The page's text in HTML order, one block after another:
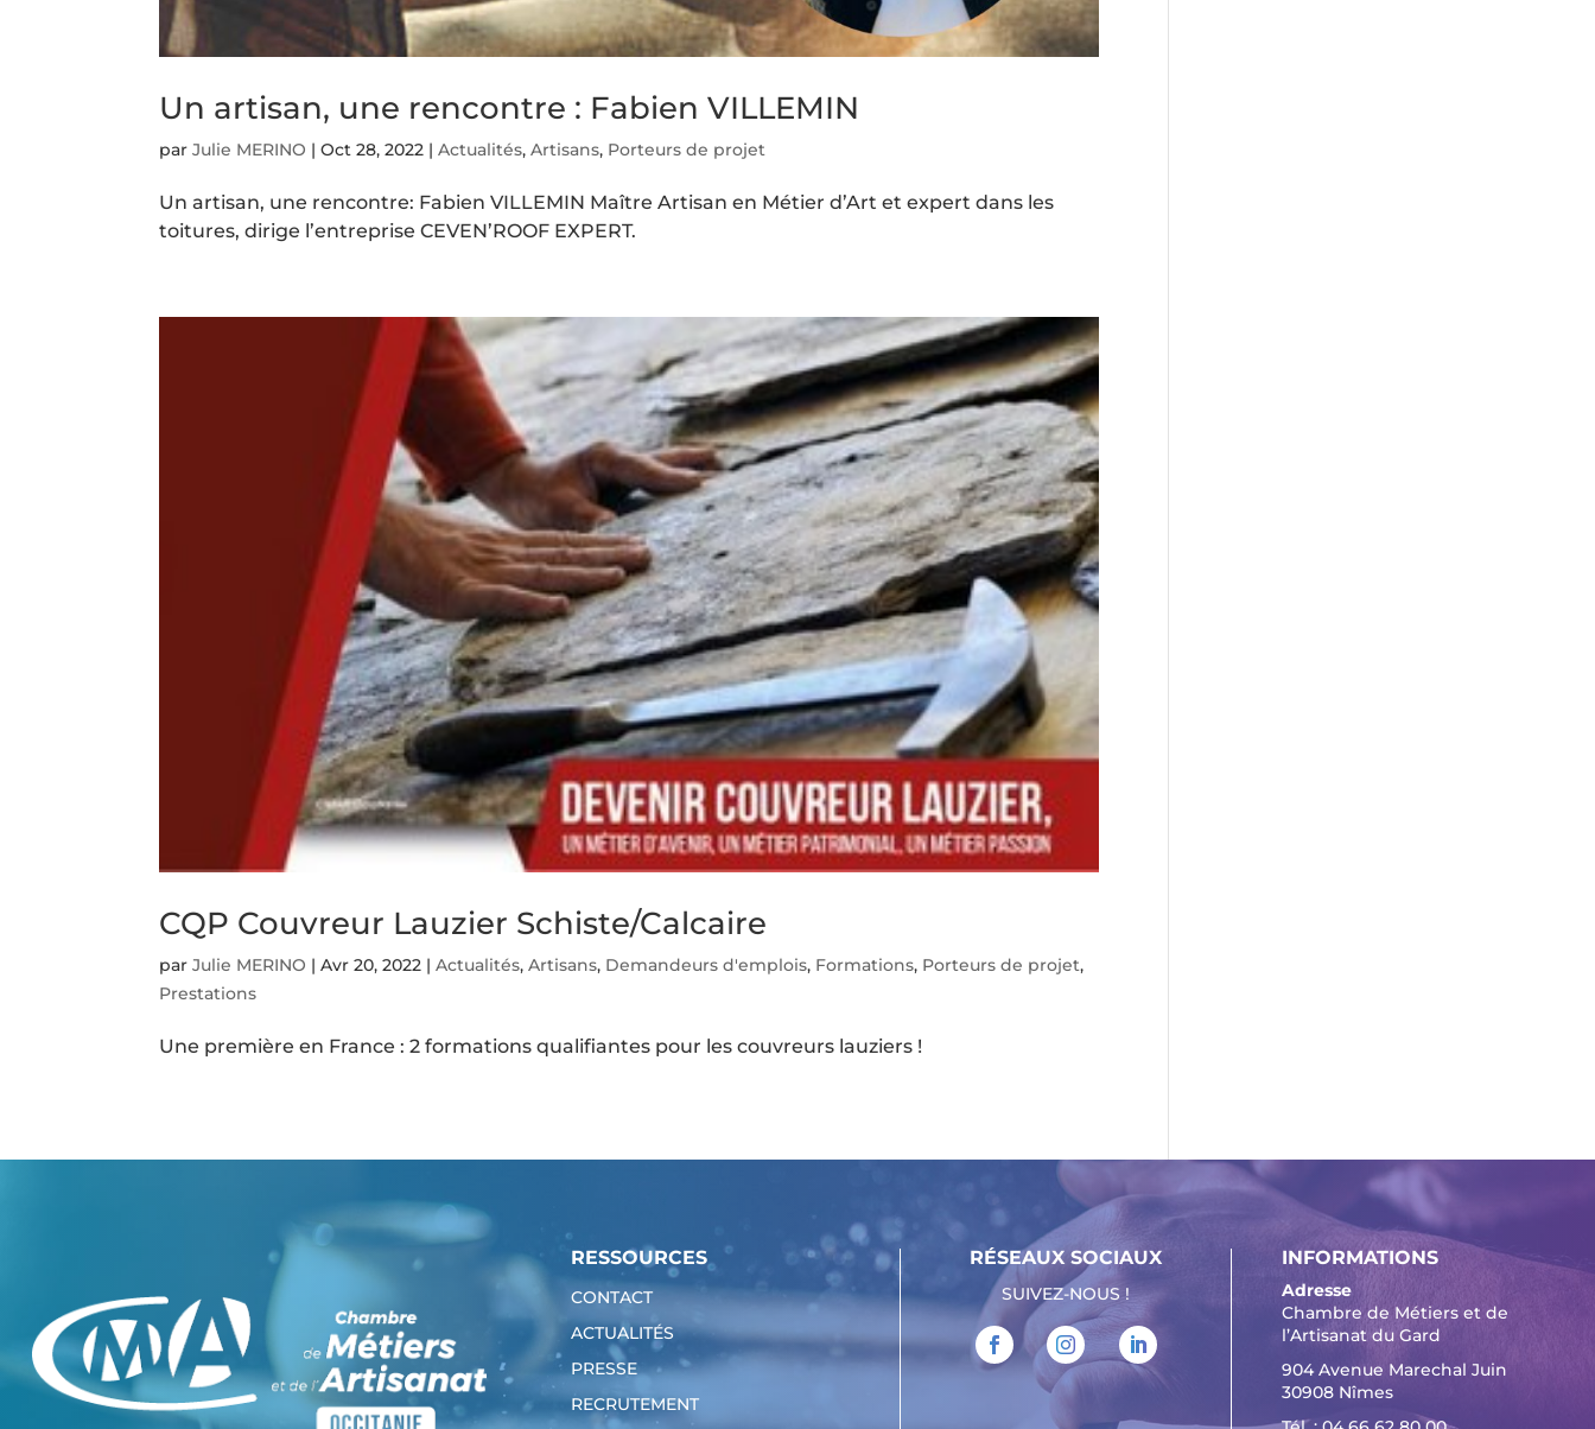
Un artisan, une rencontre : Fabien VILLEMIN
parJulie MERINO |Oct 28, 2022 |Actualités,Artisans, Porteurs de projet
Un artisan, une rencontre: Fabien VILLEMIN Maître Artisan en Métier d’Art et expert dans les
toitures, dirige l’entreprise CEVEN’ROOF EXPERT.
CQP Couvreur Lauzier Schiste/Calcaire
parJulie MERINO |Avr 20, 2022 |Actualités,Artisans, Demandeurs d'emplois, Formations, Porteurs de projet,
Prestations
Une première en France : 2 formations qualifiantes pour les couvreurs lauziers !
RESSOURCES
CONTACT
ACTUALITÉS
PRESSE
RECRUTEMENT
RÉSEAUX SOCIAUX
SUIVEZ-NOUS !
INFORMATIONS
Adresse
Chambre de Métiers et de
l’Artisanat du Gard
904 Avenue Marechal Juin
30908 Nîmes